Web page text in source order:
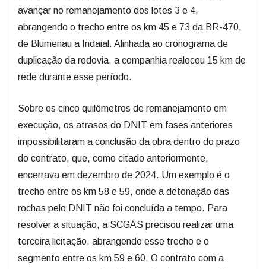
avançar no remanejamento dos lotes 3 e 4,
abrangendo o trecho entre os km 45 e 73 da BR-470,
de Blumenau a Indaial. Alinhada ao cronograma de
duplicação da rodovia, a companhia realocou 15 km de
rede durante esse período.
Sobre os cinco quilômetros de remanejamento em
execução, os atrasos do DNIT em fases anteriores
impossibilitaram a conclusão da obra dentro do prazo
do contrato, que, como citado anteriormente,
encerrava em dezembro de 2024. Um exemplo é o
trecho entre os km 58 e 59, onde a detonação das
rochas pelo DNIT não foi concluída a tempo. Para
resolver a situação, a SCGÁS precisou realizar uma
terceira licitação, abrangendo esse trecho e o
segmento entre os km 59 e 60. O contrato com a